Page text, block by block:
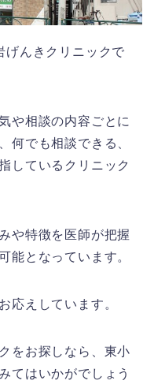
げんきクリニックで
や相談の内容ごとに
何でも相談できる、
しているクリニック
や特徴を医師が把握
能となっています。
応えしています。
をお探しなら、東小
てはいかがでしょう